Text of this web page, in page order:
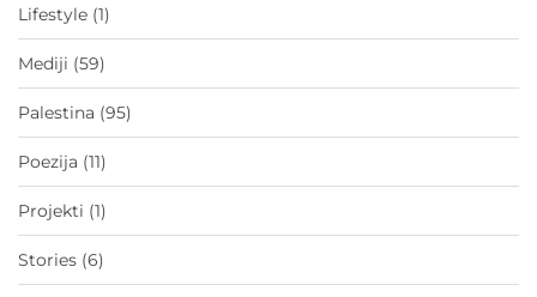
Lifestyle (1)
Mediji (59)
Palestina (95)
Poezija (11)
Projekti (1)
Stories (6)